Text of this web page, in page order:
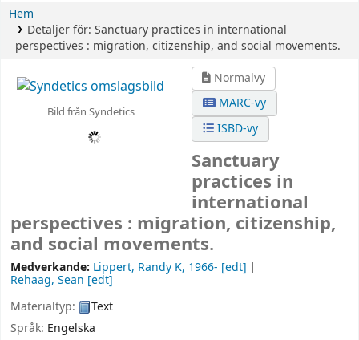
Hem
Detaljer för: Sanctuary practices in international
perspectives : migration, citizenship, and social movements.
Bild från Syndetics
Normalvy
MARC-vy
ISBD-vy
Sanctuary
practices in
international
perspectives : migration, citizenship,
and social movements.
Medverkande: Lippert, Randy K, 1966- [edt]
Rehaag, Sean [edt]
Materialtyp:
Text
Språk: Engelska